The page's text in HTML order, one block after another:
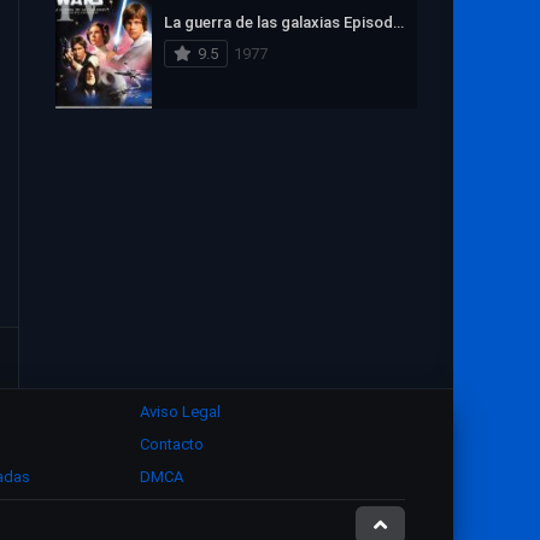
1969 1968
1966
1934
La guerra de las galaxias Episodio IV: Una nueva esperanza
9.5
1977
Aviso Legal
Contacto
DMCA